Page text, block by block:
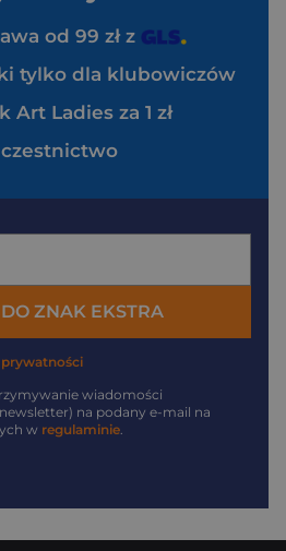
od 99 zł z
tylko dla klubowiczów
Art Ladies za 1 zł
ZNAK EKSTRA
wiadomości
na podany e-mail na
w regulaminie.